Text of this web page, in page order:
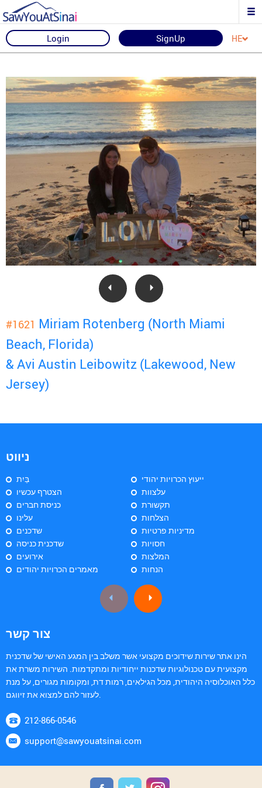
Login SignUp HE
#1621 Miriam Rotenberg (North Miami
Beach, Florida)
& Avi Austin Leibowitz (Lakewood, New
Jersey)
ניווט
בַּיִת
הצטרף עכשיו
כניסת חברים
עלינו
שדכנים
שדכנית כניסה
אירועים
מאמרים הכרויות יהודים
ייעוץ הכרויות יהודי
עלצוות
תקשורת
הצלחות
מדיניות פרטיות
חסויות
המלצות
הנחות
צור קשר
הינו אתר שירות שידוכים מקצועי אשר משלב בין המגע האישי של שדכנית
מקצועית עם טכנולוגיות שדכנות ייחודיות ומתקדמות. השירות משרת את
כלל האוכלוסיה היהודית, מכל הגילאים, רמות דת, ומקומות מגורים, על מנת
לעזור להם למצוא את זיווגם.
212-866-0546
support@sawyouatsinai.com